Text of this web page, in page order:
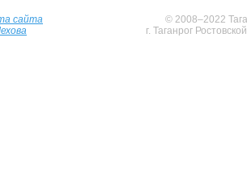
сайта
© 2008–2022
г. Таганрог